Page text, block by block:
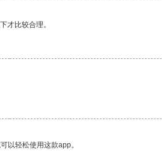
才比较合理。
以轻松使用这款app。